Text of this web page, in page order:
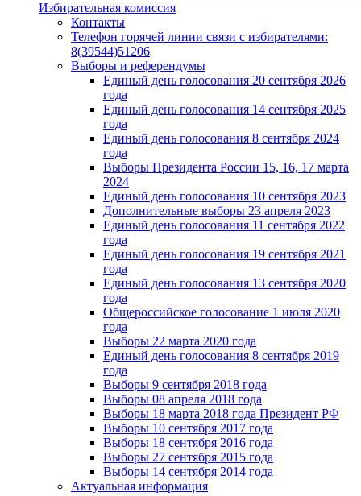
Избирательная комиссия
Контакты
Телефон горячей линии связи с избирателями:
8(39544)51206
Выборы и референдумы
Единый день голосования 20 сентября 2026
года
Единый день голосования 14 сентября 2025
года
Единый день голосования 8 сентября 2024
года
Выборы Президента России 15, 16, 17 марта
2024
Единый день голосования 10 сентября 2023
Дополнительные выборы 23 апреля 2023
Единый день голосования 11 сентября 2022
года
Единый день голосования 19 сентября 2021
года
Единый день голосования 13 сентября 2020
года
Общероссийское голосование 1 июля 2020
года
Выборы 22 марта 2020 года
Единый день голосования 8 сентября 2019
года
Выборы 9 сентября 2018 года
Выборы 08 апреля 2018 года
Выборы 18 марта 2018 года Президент РФ
Выборы 10 сентября 2017 года
Выборы 18 сентября 2016 года
Выборы 27 сентября 2015 года
Выборы 14 сентября 2014 года
Актуальная информация